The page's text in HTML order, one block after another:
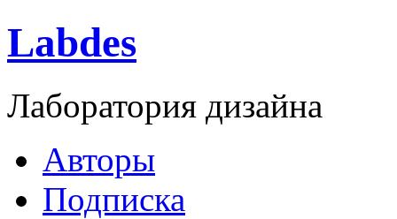
Labdes
Лаборатория дизайна
Авторы
Подписка